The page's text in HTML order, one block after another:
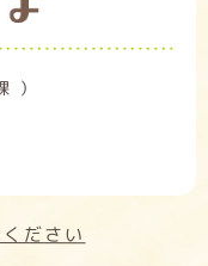
）
ださい